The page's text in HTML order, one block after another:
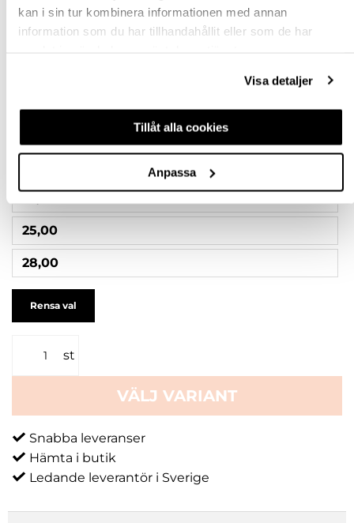
kan i sin tur kombinera informationen med annan
information som du har tillhandahållit eller som de har
Visa detaljer
Tillåt alla cookies
Anpassa
10,00
25,00
28,00
Rensa val
st
VÄLJ VARIANT
Snabba leveranser
Hämta i butik
Ledande leverantör i Sverige